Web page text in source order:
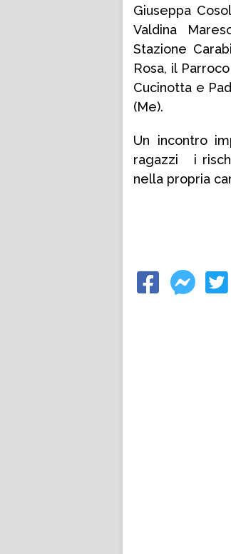
Giuseppa
Valdina
Stazione
Rosa, il
Cucinotta e
(Me).
Un incontro
ragazzi i
nella propria